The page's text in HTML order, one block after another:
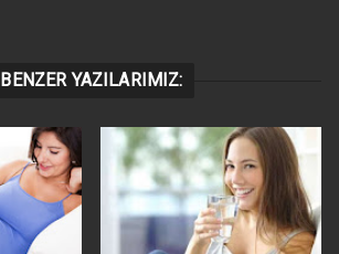
BENZER YAZILARIMIZ: